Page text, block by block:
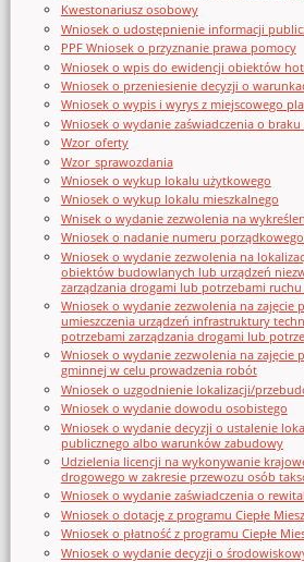
Kwestonariusz osobowy
Wniosek o udostępnienie informacji
PPF Wniosek o przyznanie prawa pomocy
Wniosek o wpis do ewidencji obiektów
Wniosek o przeniesienie decyzji o
Wniosek o wypis i wyrys z miejscowego
Wniosek o wydanie zaświadczenia o
Wzor_oferty
Wzor_sprawozdania
Wniosek o wykup lokalu użytkowego
Wniosek o wykup lokalu mieszkalnego
Wnisek o wydanie zezwolenia na
Wniosek o nadanie numeru
Wniosek o wydanie zezwolenia na
obiektów budowlanych lub urządzeń
zarządzania drogami lub potrzebami
Wniosek o wydanie zezwolenia na zajęcie
umieszczenia urządzeń infrastruktury
potrzebami zarządzania drogami lub
Wniosek o wydanie zezwolenia na zajęcie
gminnej w celu prowadzenia robót
Wniosek o uzgodnienie lokalizacji/
Wniosek o wydanie dowodu osobistego
Wniosek o wydanie decyzji o ustalenie
publicznego albo warunków zabudowy
Udzielenia licencji na wykonywanie
drogowego w zakresie przewozu osób
Wniosek o wydanie zaświadczenia o
Wniosek o dotację z programu Ciepłe
Wniosek o płatność z programu Ciepłe
Wniosek o wydanie decyzji o